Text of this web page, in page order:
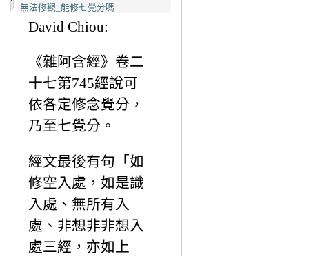
無法修觀_能修七覺分嗎
David Chiou:
《雜阿含經》卷二
十七第745經說可
依各定修念覺分，
乃至七覺分。
經文最後有句「如
修空入處，如是識
入處、無所有入
處、非想非非想入
處三經，亦如上